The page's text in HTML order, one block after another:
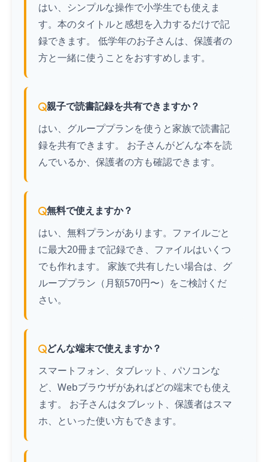
はい、シンプルな操作で小学生でも使えま
す。本のタイトルと感想を入力するだけで記
録できます。 低学年のお子さんは、保護者の
方と一緒に使うことをおすすめします。
親子で読書記録を共有できますか？
はい、グループプランを使うと家族で読書記
録を共有できます。 お子さんがどんな本を読
んでいるか、保護者の方も確認できます。
無料で使えますか？
はい、無料プランがあります。ファイルごと
に最大20冊まで記録でき、ファイルはいくつ
でも作れます。 家族で共有したい場合は、グ
ループプラン（月額570円〜）をご検討くだ
さい。
どんな端末で使えますか？
スマートフォン、タブレット、パソコンな
ど、Webブラウザがあればどの端末でも使え
ます。 お子さんはタブレット、保護者はスマ
ホ、といった使い方もできます。